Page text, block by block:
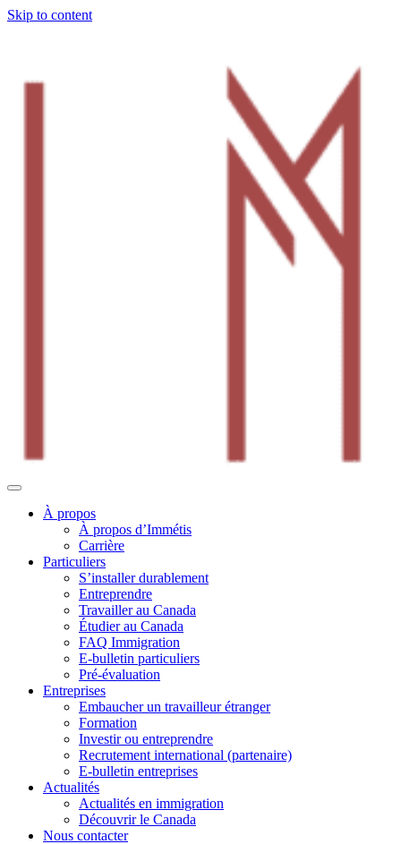
Skip to content
À propos
À propos d’Immétis
Carrière
Particuliers
S’installer durablement
Entreprendre
Travailler au Canada
Étudier au Canada
FAQ Immigration
E-bulletin particuliers
Pré-évaluation
Entreprises
Embaucher un travailleur étranger
Formation
Investir ou entreprendre
Recrutement international (partenaire)
E-bulletin entreprises
Actualités
Actualités en immigration
Découvrir le Canada
Nous contacter